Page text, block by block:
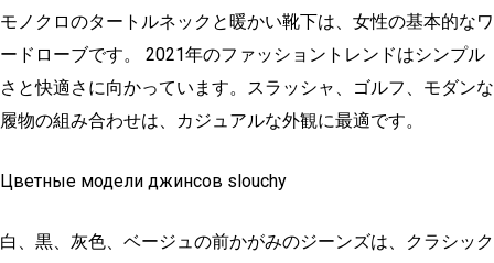
モノクロのタートルネックと暖かい靴下は、女性の基本的なワ
ードローブです。 2021年のファッショントレンドはシンプル
さと快適さに向かっています。スラッシャ、ゴルフ、モダンな
履物の組み合わせは、カジュアルな外観に最適です。
Цветные модели джинсов slouchy
白、黒、灰色、ベージュの前かがみのジーンズは、クラシック